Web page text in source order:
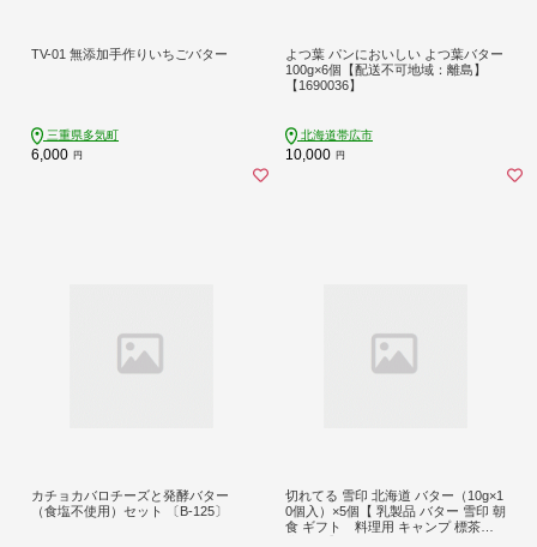
TV-01 無添加手作りいちごバター
三重県多気町
6,000 円
よつ葉 パンにおいしい よつ葉バター
100g×6個【配送不可地域：離島】
【1690036】
北海道帯広市
10,000 円
カチョカバロチーズと発酵バター
（食塩不使用）セット 〔B-125〕
切れてる 雪印 北海道 バター（10g×1
0個入）×5個【 乳製品 バター 雪印 朝
食 ギフト 料理用 キャンプ 標茶町